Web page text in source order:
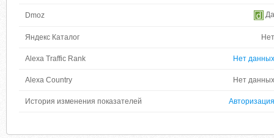
Dmoz Да
Яндекс Каталог Нет
Alexa Traffic Rank Нет данных
Alexa Country Нет данных
История изменения показателей Авторизация